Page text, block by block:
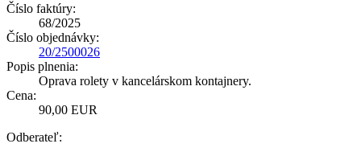
Číslo faktúry:
68/2025
Číslo objednávky:
20/2500026
Popis plnenia:
Oprava rolety v kancelárskom kontajnery.
Cena:
90,00 EUR
Odberateľ: